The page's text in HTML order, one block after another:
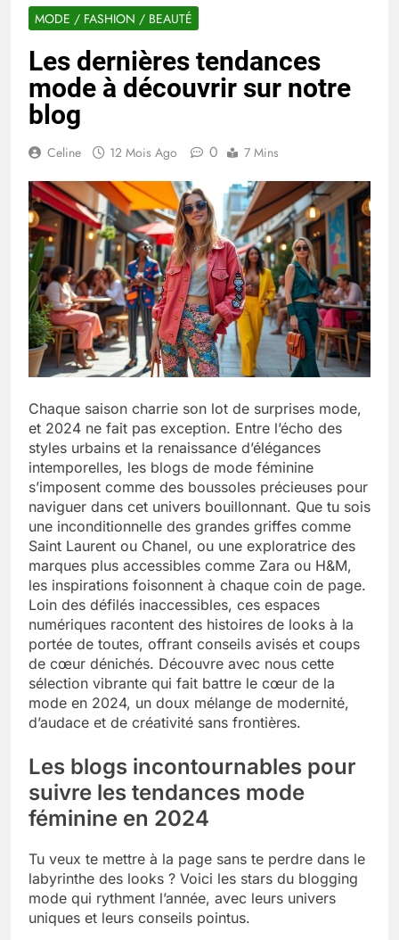
Quel est le salaire de Myriam Seurat en
2025 ?
fonctionnalités clés et avantages
4 Mois Ago
Découvrez notre test d’orientation
gratuit spécialement conçu pour
collégiens et lycéens
4 Mois Ago
Liste complète des marques
4 Mois Ago
Tout savoir sur les impatiens de
nouvelle guinée : culture et entretien
5 Mois Ago
Quels sont les inconvénients de
l’eucalyptus gunnii pour votre jardin
5 Mois Ago
À partir de quel montant la CAF porte
plainte : comprendre les seuils à
connaître
5 Mois Ago
Découvrir pourquoi des trous dans le
jardin sans monticule apparaissent et
comment les traiter
5 Mois Ago
MODE / FASHION / BEAUTÉ
Les dernières tendances
mode à découvrir sur notre
blog
Celine 12 Mois Ago 0 7 Mins
Chaque saison charrie son lot de surprises mode,
et 2024 ne fait pas exception. Entre l’écho des
styles urbains et la renaissance d’élégances
intemporelles, les blogs de mode féminine
s’imposent comme des boussoles précieuses pour
naviguer dans cet univers bouillonnant. Que tu sois
une inconditionnelle des grandes griffes comme
Saint Laurent ou Chanel, ou une exploratrice des
marques plus accessibles comme Zara ou H&M,
les inspirations foisonnent à chaque coin de page.
Loin des défilés inaccessibles, ces espaces
numériques racontent des histoires de looks à la
portée de toutes, offrant conseils avisés et coups
de cœur dénichés. Découvre avec nous cette
sélection vibrante qui fait battre le cœur de la
mode en 2024, un doux mélange de modernité,
d’audace et de créativité sans frontières.
Les blogs incontournables pour
suivre les tendances mode
féminine en 2024
Tu veux te mettre à la page sans te perdre dans le
labyrinthe des looks ? Voici les stars du blogging
mode qui rythment l’année, avec leurs univers
uniques et leurs conseils pointus.